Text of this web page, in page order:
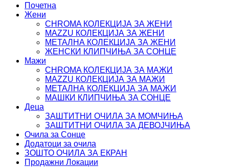
Почетна
Жени
CHROMA КОЛЕКЦИЈА ЗА ЖЕНИ
MAZZU КОЛЕКЦИЈА ЗА ЖЕНИ
МЕТАЛНА КОЛЕКЦИЈА ЗА ЖЕНИ
ЖЕНСКИ КЛИПЧИЊА ЗА СОНЦЕ
Мажи
CHROMA КОЛЕКЦИЈА ЗА МАЖИ
MAZZU КОЛЕКЦИЈА ЗА МАЖИ
МЕТАЛНА КОЛЕКЦИЈА ЗА МАЖИ
МАШКИ КЛИПЧИЊА ЗА СОНЦЕ
Деца
ЗАШТИТНИ ОЧИЛА ЗА МОМЧИЊА
ЗАШТИТНИ OЧИЛА ЗА ДЕВОЈЧИЊА
Очила за Сонце
Додатоци за очила
ЗOШТО ОЧИЛА ЗА ЕКРАН
Продажни Локации